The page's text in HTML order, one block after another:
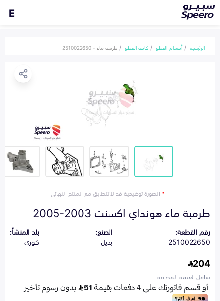
E
الرئيسية أقسام القطع كافة القطع طرمبة ماء - 2510022650
*الصورة توضيحية قد لا تتطابق مع المنتج النهائي
طرمبة ماء هونداي اكسنت 2003-2005
رقم القطعة:
2510022650
الصنع:
بديل
بلد المنشأ:
كوري
204
شامل القيمة المضافة